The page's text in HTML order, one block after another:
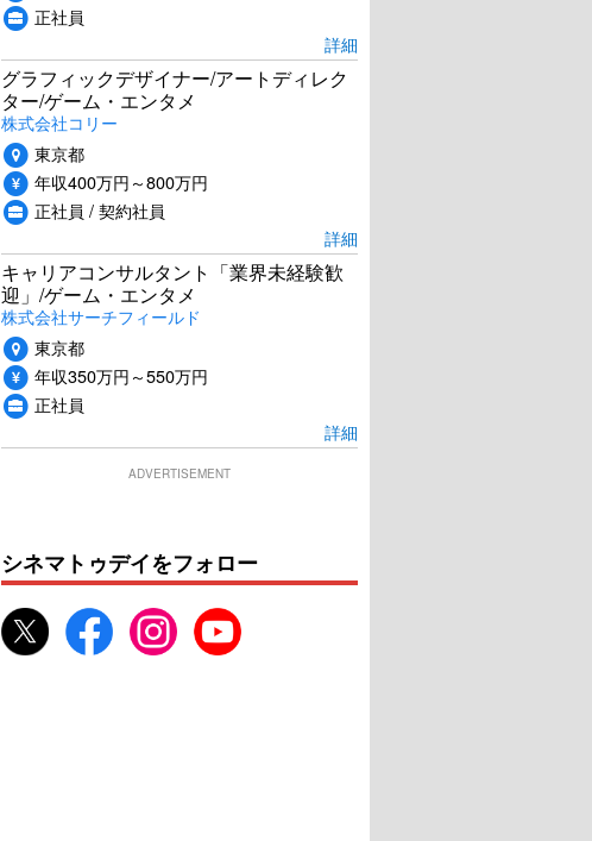
正社員
詳細
グラフィックデザイナー/アートディレク
ター/ゲーム・エンタメ
株式会社コリー
東京都
年収400万円～800万円
正社員 / 契約社員
詳細
キャリアコンサルタント「業界未経験歓
迎」/ゲーム・エンタメ
株式会社サーチフィールド
東京都
年収350万円～550万円
正社員
詳細
ADVERTISEMENT
シネマトゥデイをフォロー